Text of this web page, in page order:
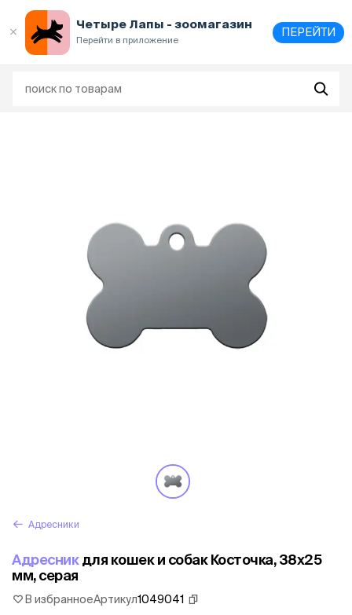
Четыре Лапы - зоомагазин
Перейти в приложение
ПЕРЕЙТИ
Адресники
Адресникдля кошек и собак Косточка, 38х25
мм, серая
В избранноеАртикул1049041